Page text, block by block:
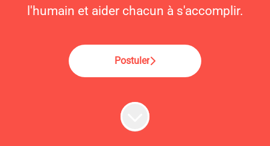
l'humain et aider chacun à s'accomplir.
Postuler